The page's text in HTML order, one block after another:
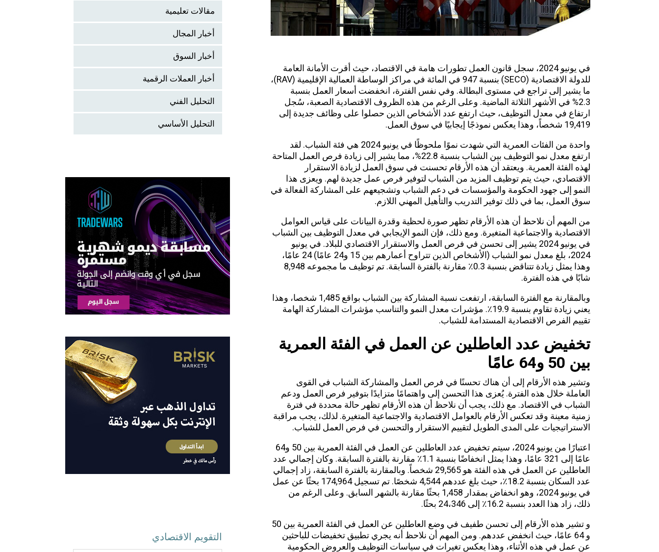
في يونيو 2024، سجل قانون العمل تطورات هامة في الاقتصاد، حيث أقرت الأمانة العامة
للدولة الاقتصادية (SECO) بنسبة 947 في المائة في مراكز الوساطة العمالية الإقليمية (RAV)،
ما يشير إلى تراجع في مستوى البطالة. وفي نفس الفترة، انخفضت أسعار العمل بنسبة
2.3% في الأشهر الثلاثة الماضية. وعلى الرغم من هذه الظروف الاقتصادية الصعبة، سُجل
ارتفاع في معدل التوظيف، حيث ارتفع عدد الأشخاص الذين حصلوا على وظائف جديدة إلى
19,419 شخصاً، وهذا يعكس نموذجًا إيجابيًا في سوق العمل.
واحدة من الفئات العمرية التي شهدت نموًا ملحوظًا في يونيو 2024 هي فئة الشباب. لقد
ارتفع معدل نمو التوظيف بين الشباب بنسبة 22.8%، مما يشير إلى زيادة فرص العمل المتاحة
لهذه الفئة العمرية. ويعتقد أن هذه الأرقام تحسنت في سوق العمل لزيادة الاستقرار
الاقتصادي، حيث يتم توظيف المزيد من الشباب لتوفير فرص عمل جديدة لهم. ويعزى هذا
النمو إلى جهود الحكومة والمؤسسات في دعم الشباب وتشجيعهم على المشاركة الفعالة في
سوق العمل، بما في ذلك توفير التدريب والتأهيل المهني اللازم.
من المهم أن نلاحظ أن هذه الأرقام تظهر صورة لحظية وقدرة البيانات على قياس العوامل
الاقتصادية والاجتماعية المتغيرة. ومع ذلك، فإن النمو الإيجابي في معدل التوظيف بين الشباب
في يونيو 2024 يشير إلى تحسن في فرص العمل والاستقرار الاقتصادي للبلاد. في يونيو
2024، بلغ معدل نمو الشباب (الأشخاص الذين تتراوح أعمارهم بين 15 و24 عامًا) 24 عامًا،
وهذا يمثل زيادة تتناقض بنسبة 0.3٪ مقارنة بالفترة السابقة. تم توظيف ما مجموعه 8,948
شابًا في هذه الفترة.
وبالمقارنة مع الفترة السابقة، ارتفعت نسبة المشاركة بين الشباب بواقع 1,485 شخصا، وهذا
يعني زيادة تقاوم بنسبة 19.9٪. مؤشرات معدل النمو والتناسب مؤشرات المشاركة الهامة
تقييم الفرص الاقتصادية المستدامة للشباب.
تخفيض عدد العاطلين عن العمل في الفئة العمرية
بين 50 و64 عامًا
وتشير هذه الأرقام إلى أن هناك تحسنًا في فرص العمل والمشاركة الشباب في القوى
العاملة خلال هذه الفترة. يُعزى هذا التحسن إلى واهتمامًا متزايدًا بتوفير فرص العمل ودعم
الشباب في الاقتصاد. مع ذلك، يجب أن نلاحظ أن هذه الأرقام تظهر حالة محددة في فترة
زمنية معينة وقد تعكس الأرقام بالعوامل الاقتصادية والاجتماعية المتغيرة. لذلك، يجب مراقبة
الاستراتيجيات على المدى الطويل لتقييم الاستقرار والتحسن في فرص العمل للشباب.
اعتبارًا من يونيو 2024، سيتم تخفيض عدد العاطلين عن العمل في الفئة العمرية بين 50 و64
عامًا إلى 321 عامًا، وهذا يمثل انخفاضًا بنسبة 1.1٪ مقارنة بالفترة السابقة. وكان إجمالي عدد
العاطلين عن العمل في هذه الفئة هو 29,565 شخصاً. وبالمقارنة بالفترة السابقة، زاد إجمالي
عدد السكان بنسبة 18.2٪، حيث بلغ عددهم 4,544 شخصًا. تم تسجيل 174,964 بحثًا عن عمل
في يونيو 2024، وهو انخفاض بمقدار 1,458 بحثًا مقارنة بالشهر السابق. وعلى الرغم من
ذلك، زاد هذا العدد بنسبة 16.2٪ إلى 24،346 بحثًا.
و تشير هذه الأرقام إلى تحسن طفيف في وضع العاطلين عن العمل في الفئة العمرية بين 50
و 64 عامًا، حيث انخفض عددهم. ومن المهم أن نلاحظ أنه يجري تطبيق تخفيضات للباحثين
عن عمل في هذه الأثناء، وهذا يعكس تغيرات في سياسات التوظيف والعروض الحكومية
مقالات تعليمية
أخبار المجال
أخبار السوق
أخبار العملات الرقمية
التحليل الفني
التحليل الأساسي
التقويم الاقتصادي